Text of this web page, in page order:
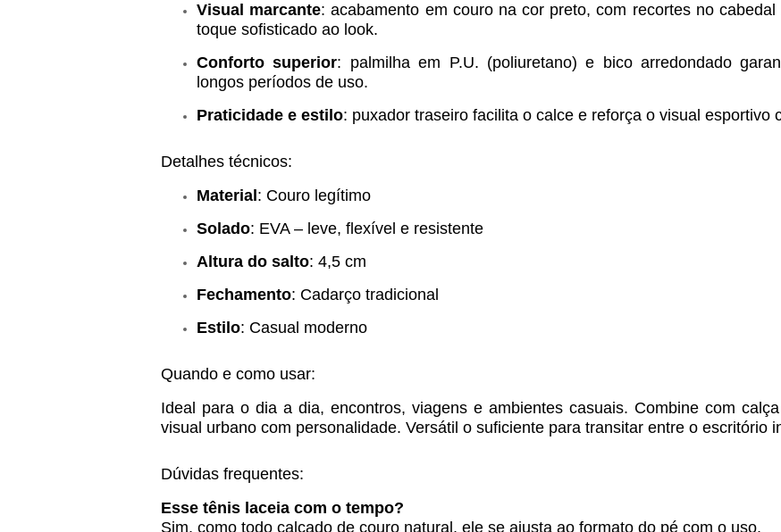
Visual marcante: acabamento em couro na cor preto, com recortes no
toque sofisticado ao look.
Conforto superior: palmilha em P.U. (poliuretano) e bico arredondado
longos períodos de uso.
Praticidade e estilo: puxador traseiro facilita o calce e reforça o visual esportivo
Detalhes técnicos:
Material : Couro legítimo
Solado: EVA – leve, flexível e resistente
Altura do salto: 4,5 cm
Fechamento: Cadarço tradicional
Estilo: Casual moderno
Quando e como usar:
Ideal para o dia a dia, encontros, viagens e ambientes casuais. Combine com
visual urbano com personalidade. Versátil o suficiente para transitar entre o escritório
Dúvidas frequentes:
Esse tênis laceia com o tempo?
Sim, como todo calçado de couro natural, ele se ajusta ao formato do pé com o uso.